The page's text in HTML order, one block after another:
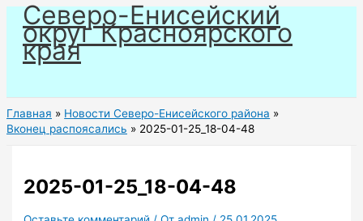
Перейти
содержимому
Северо-Енисейский
округ Красноярского
края
Главная
Новости Северо-Енисейского района
Вконец распоясались
2025-01-25_18-04-48
2025-01-25_18-04-48